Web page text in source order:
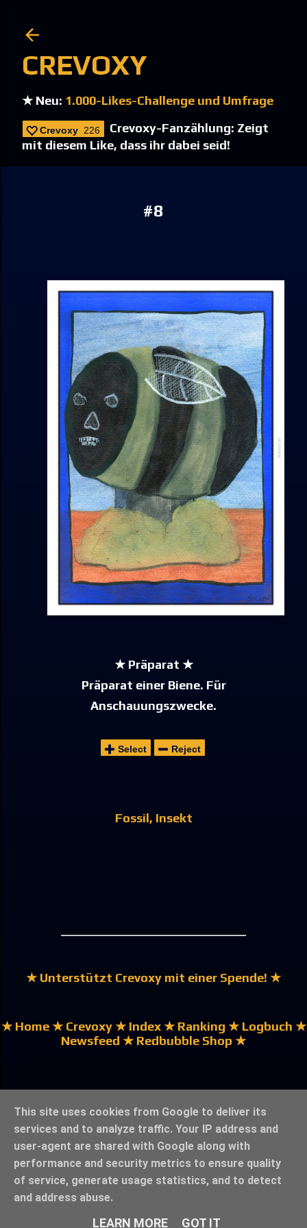
CREVOXY
★ Neu: 1.000-Likes-Challenge und Umfrage
Crevoxy 226
Crevoxy-Fanzählung: Zeigt
mit diesem Like, dass ihr dabei seid!
#8
★ Präparat ★
Präparat einer Biene. Für
Anschauungszwecke.
Select Reject
Fossil Insekt
★ Unterstützt Crevoxy mit einer Spende! ★
★ Home★ Crevoxy★ Index★ Ranking ★ Logbuch ★
Newsfeed ★ Redbubble Shop ★
★ Impressum-Datenschutzerklärung ★
★ ©crevoxy.bolzef.de ★
This site uses cookies from Google to deliver its
services and to analyze traffic. Your IP address and
user-agent are shared with Google along with
performance and security metrics to ensure quality
of service, generate usage statistics, and to detect
and address abuse.
LEARN MORE GOT IT